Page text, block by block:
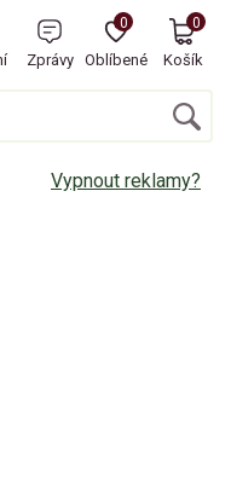
Zprávy Oblíbené
0
Košík
0
Vypnout reklamy?